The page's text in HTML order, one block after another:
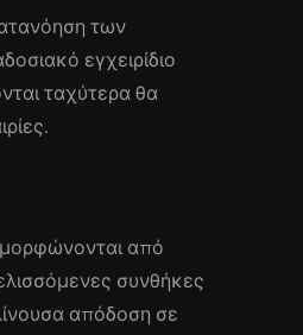
των
εγχειρίδιο
ταχύτερα θα
από
συνθήκες
απόδοση σε